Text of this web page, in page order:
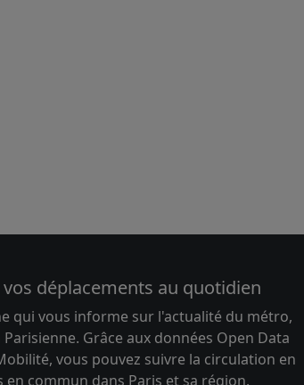
déplacements au quotidien
qui vous informe sur l'actualité du métro,
Grâce aux données Open Data
vous pouvez suivre la circulation en
commun dans Paris et sa région.